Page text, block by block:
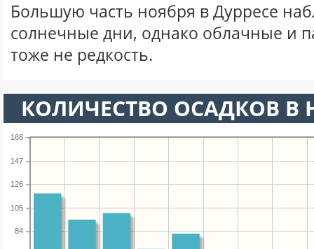
Большую часть ноября в Дурресе
солнечные дни, однако облачные и
тоже не редкость.
КОЛИЧЕСТВО ОСАДКОВ В
84
105
126
147
168